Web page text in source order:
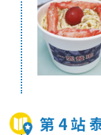
第 4 站